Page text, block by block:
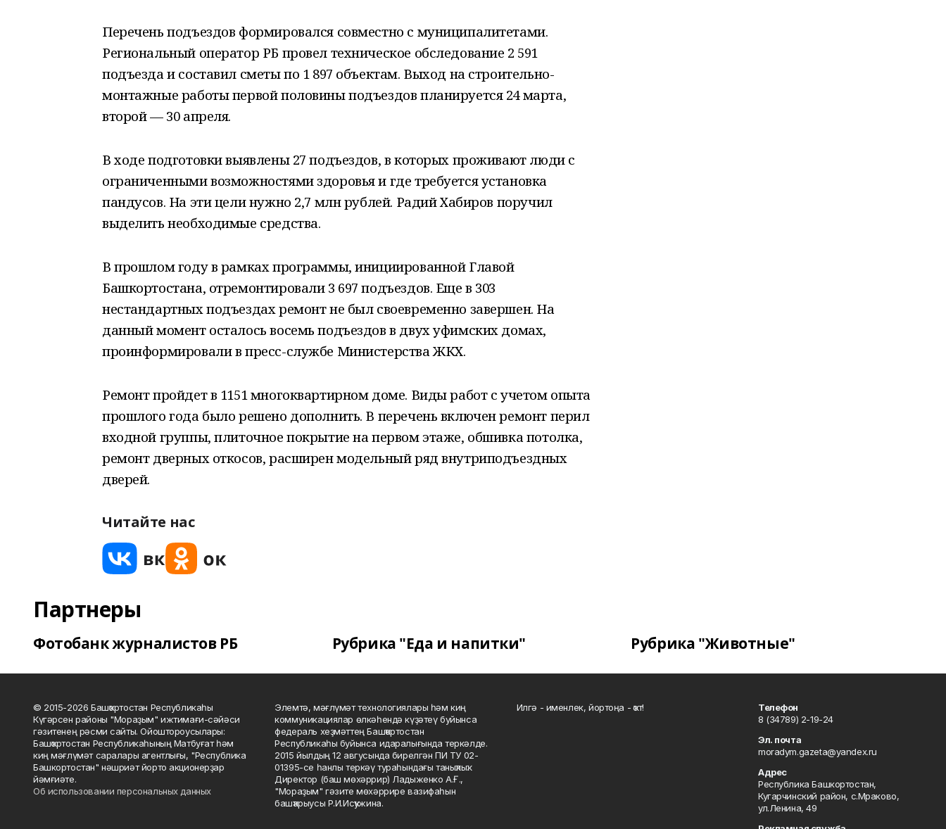
Перечень подъездов формировался совместно с муниципалитетами.
Региональный оператор РБ провел техническое обследование 2 591
подъезда и составил сметы по 1 897 объектам. Выход на строительно-
монтажные работы первой половины подъездов планируется 24 марта,
второй — 30 апреля.
В ходе подготовки выявлены 27 подъездов, в которых проживают люди с
ограниченными возможностями здоровья и где требуется установка
пандусов. На эти цели нужно 2,7 млн рублей. Радий Хабиров поручил
выделить необходимые средства.
В прошлом году в рамках программы, инициированной Главой
Башкортостана, отремонтировали 3 697 подъездов. Еще в 303
нестандартных подъездах ремонт не был своевременно завершен. На
данный момент осталось восемь подъездов в двух уфимских домах,
проинформировали в пресс-службе Министерства ЖКХ.
Ремонт пройдет в 1151 многоквартирном доме. Виды работ с учетом опыта
прошлого года было решено дополнить. В перечень включен ремонт перил
входной группы, плиточное покрытие на первом этаже, обшивка потолка,
ремонт дверных откосов, расширен модельный ряд внутриподъездных
дверей.
Читайте нас
Партнеры
Фотобанк журналистов РБ Рубрика "Еда и напитки" Рубрика "Животные"
© 2015-2026 Башҡортостан Республикаһы
Күгәрсен районы "Мораҙым" ижтимағи-сәйәси
гәзитенең рәсми сайты. Ойоштороусылары:
Башҡортостан Республикаһының Матбуғат һәм
киң мәғлүмәт саралары агентлығы, "Республика
Башкортостан" нәшриәт йорто акционерҙар
йәмғиәте.
Об использовании персональных данных
Элемтә, мәғлүмәт технологиялары һәм киң
коммуникациялар өлкәһендә күҙәтеү буйынса
федераль хеҙмәттең Башҡортостан
Республикаһы буйынса идаралығында теркәлде.
2015 йылдың 12 авгусында бирелгән ПИ ТУ 02-
01395-се һанлы теркәү тураһындағы таныҡлыҡ.
Директор (баш мөхәррир) Ладыженко А.Ғ.,
"Мораҙым" гәзите мөхәррире вазифаһын
башҡарыусы Р.И.Исҡужина.
Илгә - именлек, йортоңа - ҡот!
Телефон
8 (34789) 2-19-24
Эл. почта
moradym.gazeta@yandex.ru
Адрес
Республика Башкортостан,
Кугарчинский район, с.Мраково,
ул.Ленина, 49